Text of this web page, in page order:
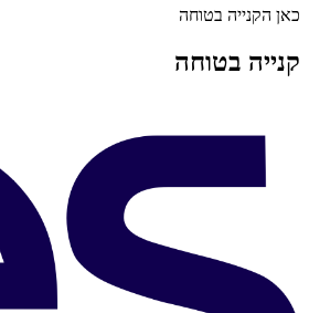
כאן הקנייה בטוחה
קנייה בטוחה